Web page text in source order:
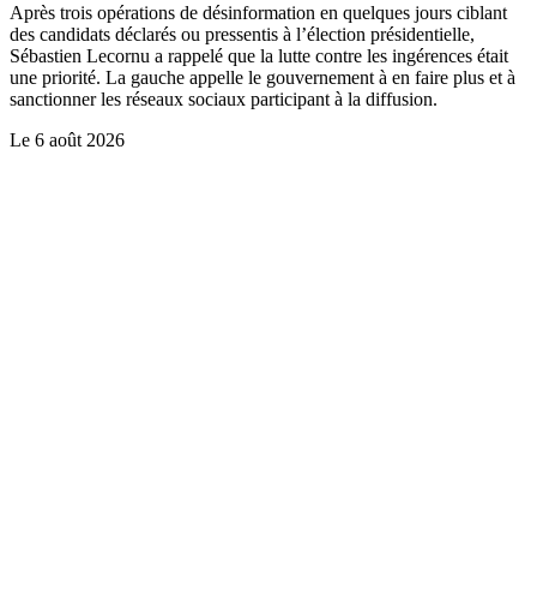
Après trois opérations de désinformation en quelques jours ciblant
des candidats déclarés ou pressentis à l’élection présidentielle,
Sébastien Lecornu a rappelé que la lutte contre les ingérences était
une priorité. La gauche appelle le gouvernement à en faire plus et à
sanctionner les réseaux sociaux participant à la diffusion.
Le 6 août 2026